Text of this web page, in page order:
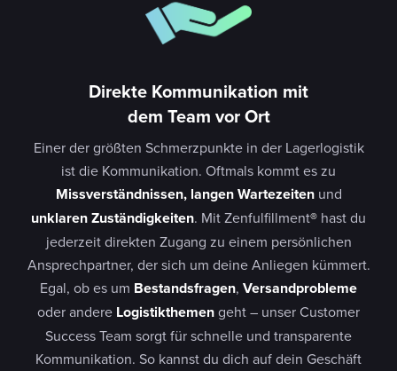
Direkte Kommunikation mit
dem Team vor Ort
Einer der größten Schmerzpunkte in der Lagerlogistik
ist die Kommunikation. Oftmals kommt es zu
Missverständnissen, langen Wartezeitenund
unklaren Zuständigkeiten. Mit Zenfulfillment® hast du
jederzeit direkten Zugang zu einem persönlichen
Ansprechpartner, der sich um deine Anliegen kümmert.
Egal, ob es um Bestandsfragen, Versandprobleme
oder andere Logistikthemengeht – unser Customer
Success Team sorgt für schnelle und transparente
Kommunikation. So kannst du dich auf dein Geschäft